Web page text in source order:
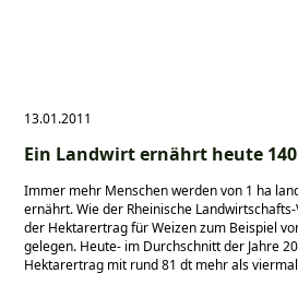
13.01.2011
Ein Landwirt ernährt heute
Immer mehr Menschen werden von 1 ha
ernährt. Wie der Rheinische
der Hektarertrag für Weizen zum Beispiel
gelegen. Heute- im Durchschnitt der Jahre
Hektarertrag mit rund 81 dt mehr als